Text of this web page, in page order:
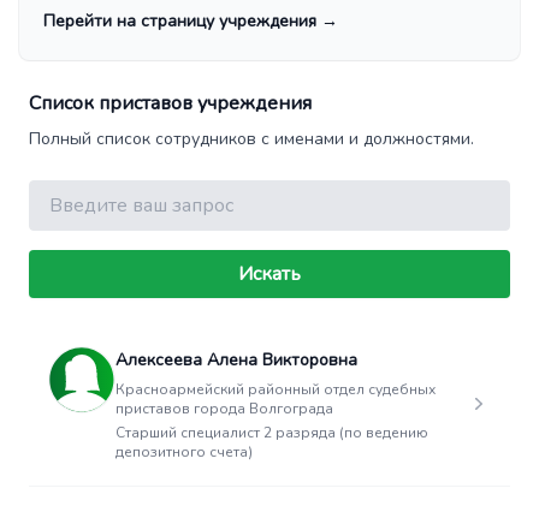
Перейти на страницу учреждения →
Список приставов учреждения
Полный список сотрудников с именами и должностями.
Поиск
Искать
Алексеева Алена Викторовна
Красноармейский районный отдел судебных
приставов города Волгограда
Старший специалист 2 разряда (по ведению
депозитного счета)